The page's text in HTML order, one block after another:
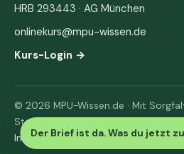
Der Brief ist da. Was du jetzt
HRB 293443 · AG München
onlinekurs@mpu-wissen.de
Kurs-Login →
© 2026 MPU-Wissen.de · Mit
Staffelsee
Impressum· Datenschutz & AGB